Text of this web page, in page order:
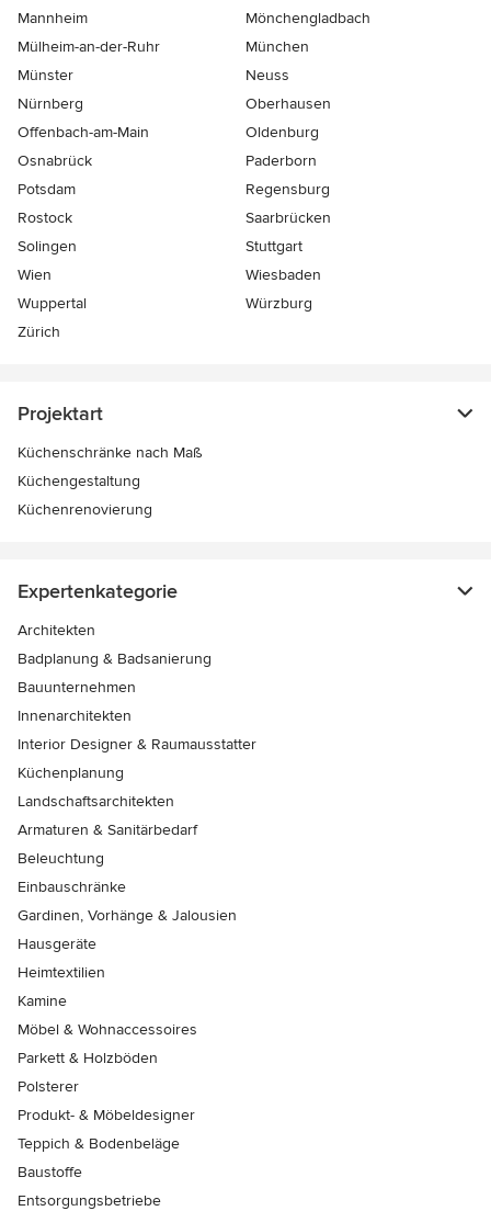
Mannheim
Mönchen­gladbach
Mülheim-an-der-Ruhr
München
Münster
Neuss
Nürnberg
Oberhausen
Offenbach-am-Main
Oldenburg
Osnabrück
Paderborn
Potsdam
Regensburg
Rostock
Saarbrücken
Solingen
Stuttgart
Wien
Wiesbaden
Wuppertal
Würzburg
Zürich
Projektart
Küchenschränke nach Maß
Küchengestaltung
Küchenrenovierung
Expertenkategorie
Architekten
Badplanung & Badsanierung
Bauunternehmen
Innenarchitekten
Interior Designer & Raumausstatter
Küchenplanung
Landschaftsarchitekten
Armaturen & Sanitärbedarf
Beleuchtung
Einbauschränke
Gardinen, Vorhänge & Jalousien
Hausgeräte
Heimtextilien
Kamine
Möbel & Wohnaccessoires
Parkett & Holzböden
Polsterer
Produkt- & Möbeldesigner
Teppich & Bodenbeläge
Baustoffe
Entsorgungsbetriebe